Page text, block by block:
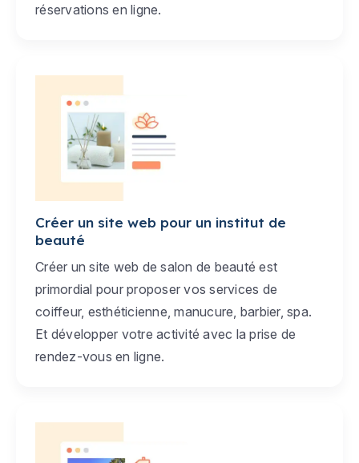
réservations en ligne.
Créer un site web pour un institut de
beauté
Créer un site web de salon de beauté est
primordial pour proposer vos services de
coiffeur, esthéticienne, manucure, barbier, spa.
Et développer votre activité avec la prise de
rendez-vous en ligne.